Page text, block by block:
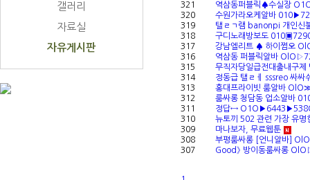
갤러리
자료실
자유게시판
321
역삼동퍼블릭♠수실장
320
수원가라오케알바
319
탤ㄹㄱ램 banonpi 개인신
318
구디노래방보도
317
강남엘리트 ♠ 하이쩜오
316
역삼동 퍼블릭알바
315
무직자당일급전대출내구
314
정동급 탤ㄹㅔ sssreo 싸
313
홍대프라이빗 룸알바
312
룸싸롱 청담동 업소알바
311
정답↔ O1O▶6443▶538O
310
뉴토끼 502 관련 가장 유명
309
마나보자, 무료웹툰
308
부평룸싸롱 [언니알바]
307
Good》 방이동룸싸롱